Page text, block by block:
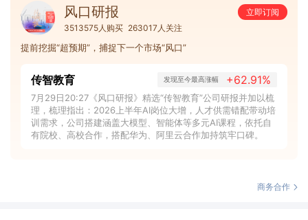
风口研报
立即订阅
3513575人购买 263017人关注
提前挖掘“超预期”，捕捉下一个市场“风口”
传智教育 发现至今最高涨幅 +62.91%
7月29日20:27《风口研报》精选“传智教育”公司研报并加以梳
理，梳理指出：2026上半年AI岗位大增，人才供需错配带动培
训需求，公司搭建涵盖大模型、智能体等多元AI课程，依托自
有院校、高校合作，搭配华为、阿里云合作加持筑牢口碑。
商务合作